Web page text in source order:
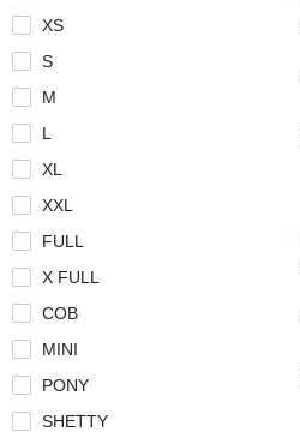
XS
S
M
L
XL
XXL
FULL
X FULL
COB
MINI
PONY
SHETTY